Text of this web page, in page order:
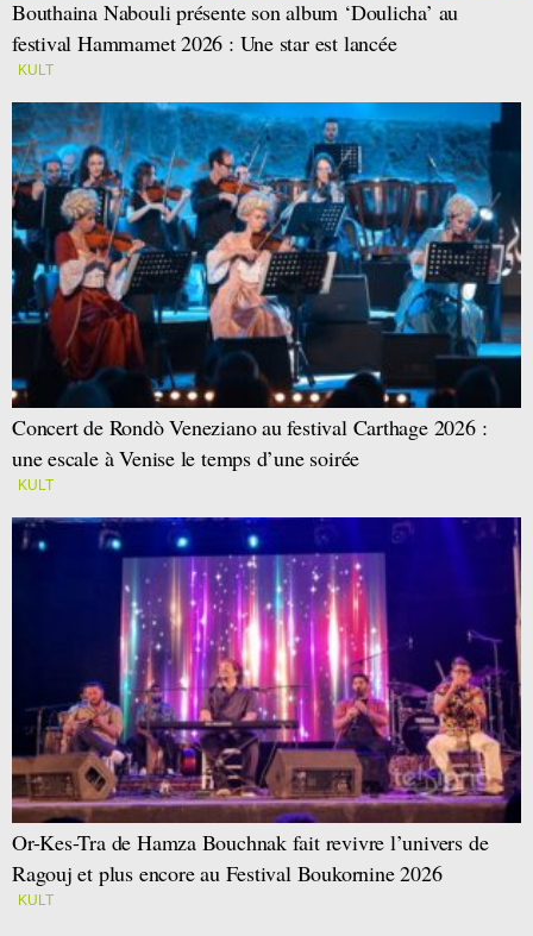
Bouthaina Nabouli présente son album ‘Doulicha’ au
festival Hammamet 2026 : Une star est lancée
KULT
Concert de Rondò Veneziano au festival Carthage 2026 :
une escale à Venise le temps d’une soirée
KULT
Or-Kes-Tra de Hamza Bouchnak fait revivre l’univers de
Ragouj et plus encore au Festival Boukornine 2026
KULT